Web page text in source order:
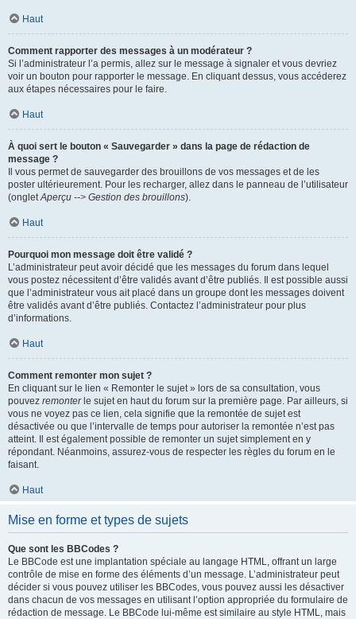
Haut
Comment rapporter des messages à un modérateur ?
Si l’administrateur l’a permis, allez sur le message à signaler et vous devriez
voir un bouton pour rapporter le message. En cliquant dessus, vous accéderez
aux étapes nécessaires pour le faire.
Haut
À quoi sert le bouton « Sauvegarder » dans la page de rédaction de
message ?
Il vous permet de sauvegarder des brouillons de vos messages et de les
poster ultérieurement. Pour les recharger, allez dans le panneau de l’utilisateur
(ongletAperçu --> Gestion des brouillons).
Haut
Pourquoi mon message doit être validé ?
L’administrateur peut avoir décidé que les messages du forum dans lequel
vous postez nécessitent d’être validés avant d’être publiés. Il est possible aussi
que l’administrateur vous ait placé dans un groupe dont les messages doivent
être validés avant d’être publiés. Contactez l’administrateur pour plus
d’informations.
Haut
Comment remonter mon sujet ?
En cliquant sur le lien « Remonter le sujet » lors de sa consultation, vous
pouvez remonterle sujet en haut du forum sur la première page. Par ailleurs, si
vous ne voyez pas ce lien, cela signifie que la remontée de sujet est
désactivée ou que l’intervalle de temps pour autoriser la remontée n’est pas
atteint. Il est également possible de remonter un sujet simplement en y
répondant. Néanmoins, assurez-vous de respecter les règles du forum en le
faisant.
Haut
Mise en forme et types de sujets
Que sont les BBCodes ?
Le BBCode est une implantation spéciale au langage HTML, offrant un large
contrôle de mise en forme des éléments d’un message. L’administrateur peut
décider si vous pouvez utiliser les BBCodes, vous pouvez aussi les désactiver
dans chacun de vos messages en utilisant l’option appropriée du formulaire de
rédaction de message. Le BBCode lui-même est similaire au style HTML, mais